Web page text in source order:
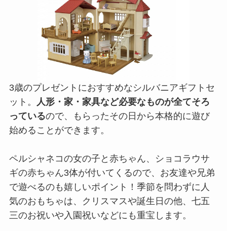
3歳のプレゼントにおすすめなシルバニアギフトセ
ット。
人形・家・家具など必要なものが全てそろ
っているので、もらったその日から本格的に遊び
始めることができます。
ペルシャネコの女の子と赤ちゃん、ショコラウサ
ギの赤ちゃん3体が付いてくるので、お友達や兄弟
で遊べるのも嬉しいポイント！季節を問わずに人
気のおもちゃは、クリスマスや誕生日の他、七五
三のお祝いや入園祝いなどにも重宝します。